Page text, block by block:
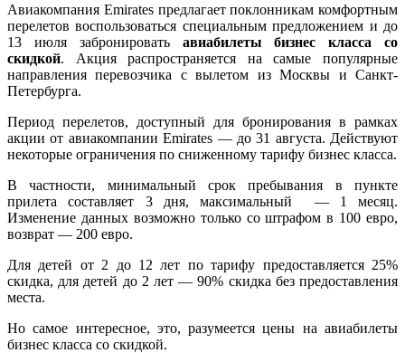
Авиакомпания Emirates предлагает поклонникам комфортным
перелетов воспользоваться специальным предложением и до
13 июля забронировать авиабилеты бизнес класса со
скидкой. Акция распространяется на самые популярные
направления перевозчика с вылетом из Москвы и Санкт-
Петербурга.
Период перелетов, доступный для бронирования в рамках
акции от авиакомпании Emirates — до 31 августа. Действуют
некоторые ограничения по сниженному тарифу бизнес класса.
В частности, минимальный срок пребывания в пункте
прилета составляет 3 дня, максимальный — 1 месяц.
Изменение данных возможно только со штрафом в 100 евро,
возврат — 200 евро.
Для детей от 2 до 12 лет по тарифу предоставляется 25%
скидка, для детей до 2 лет — 90% скидка без предоставления
места.
Но самое интересное, это, разумеется цены на авиабилеты
бизнес класса со скидкой.